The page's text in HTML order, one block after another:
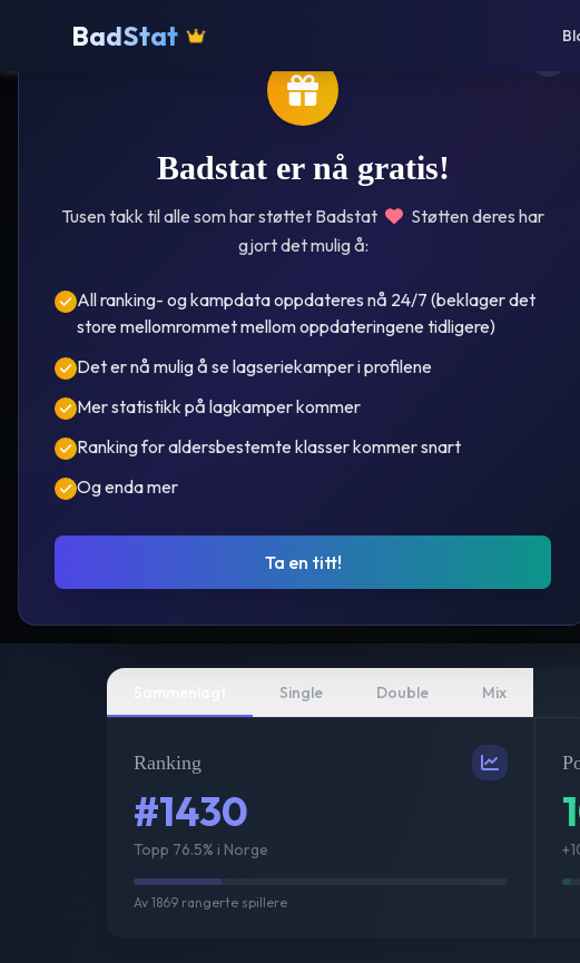
Badstat er nå gratis!
Tusen takk til alle som har støttet Badstat
Støtten deres har
gjort det mulig å:
All ranking- og kampdata oppdateres nå 24/7 (beklager det
store mellomrommet mellom oppdateringene tidligere)
Det er nå mulig å se lagseriekamper i profilene
Mer statistikk på lagkamper kommer
Ranking for aldersbestemte klasser kommer snart
Og enda mer
Ta en titt!
BadStat
År i oversikt 25/26
Single Double Mix
Ranking
#1430
Topp 76.5% i Norge
Av 1869 rangerte spillere